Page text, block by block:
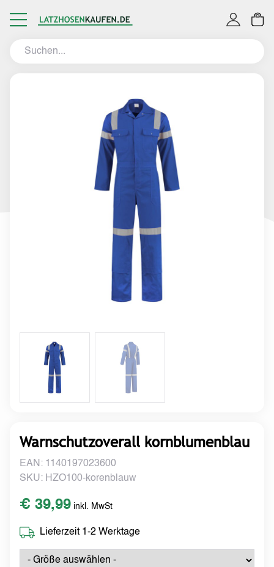
Warnschutzoverall kornblumenblau
EAN: 1140197023600
SKU: HZO100-korenblauw
€ 39,99 inkl. MwSt
Lieferzeit 1-2 Werktage